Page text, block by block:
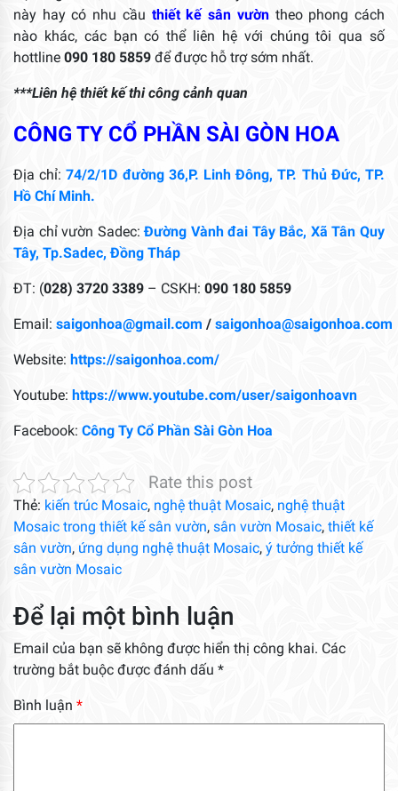
này hay có nhu cầu thiết kế sân vườntheo phong cách
nào khác, các bạn có thể liên hệ với chúng tôi qua số
hottline 090 180 5859 để được hỗ trợ sớm nhất.
***Liên hệ thiết kế thi công cảnh quan
CÔNG TY CỔ PHẦN SÀI GÒN HOA
Địa chỉ:74/2/1D đường 36,P. Linh Đông, TP. Thủ Đức, TP.
Hồ Chí Minh.
Địa chỉ vườn Sadec:Đường Vành đai Tây Bắc, Xã Tân Quy
Tây, Tp.Sadec, Đồng Tháp
ĐT: (028) 3720 3389 – CSKH: 090 180 5859
Email: saigonhoa@gmail.com / saigonhoa@saigonhoa.com
Website: https://saigonhoa.com/
Youtube: https://www.youtube.com/user/saigonhoavn
Facebook: Công Ty Cổ Phần Sài Gòn Hoa
Rate this post
Thẻ: kiến trúc Mosaic, nghệ thuật Mosaic, nghệ thuật
Mosaic trong thiết kế sân vườn, sân vườn Mosaic, thiết kế
sân vườn, ứng dụng nghệ thuật Mosaic, ý tưởng thiết kế
sân vườn Mosaic
Để lại một bình luận
Email của bạn sẽ không được hiển thị công khai. Các
trường bắt buộc được đánh dấu *
Bình luận *